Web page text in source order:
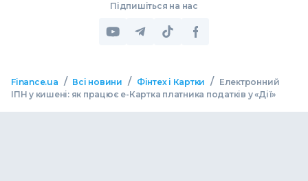
Підпишіться на нас
Finance.ua / Всі новини / Фінтех і Картки /
Електронний
ІПН у кишені: як працює е-Картка платника податків у «Дії»